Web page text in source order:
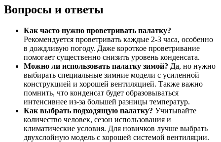
Вопросы и ответы
Как часто нужно проветривать палатку?
Рекомендуется проветривать каждые 2-3 часа, особенно
в дождливую погоду. Даже короткое проветривание
помогает существенно снизить уровень конденсата.
Можно ли использовать палатку зимой? Да, но нужно
выбирать специальные зимние модели с усиленной
конструкцией и хорошей вентиляцией. Также важно
помнить, что конденсат будет образовываться
интенсивнее из-за большей разницы температур.
Как выбрать подходящую палатку? Учитывайте
количество человек, сезон использования и
климатические условия. Для новичков лучше выбрать
двухслойную модель с хорошей системой вентиляции.